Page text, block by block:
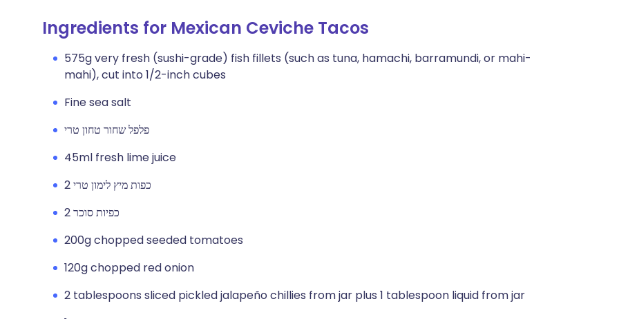
שתף דרך WhatsApp
העתק קישור
🇸🇦 عربي 🇸🇪 Svenska
Ingredients for Mexican Ceviche Tacos
575g very fresh (sushi-grade) fish fillets (such as tuna, hamachi, barramundi, or mahi-
mahi), cut into 1/2-inch cubes
Fine sea salt
פלפל שחור טחון טרי
45ml fresh lime juice
2 כפות מיץ לימון טרי
2 כפיות סוכר
200g chopped seeded tomatoes
120g chopped red onion
2 tablespoons sliced pickled jalapeño chillies from jar plus 1 tablespoon liquid from jar